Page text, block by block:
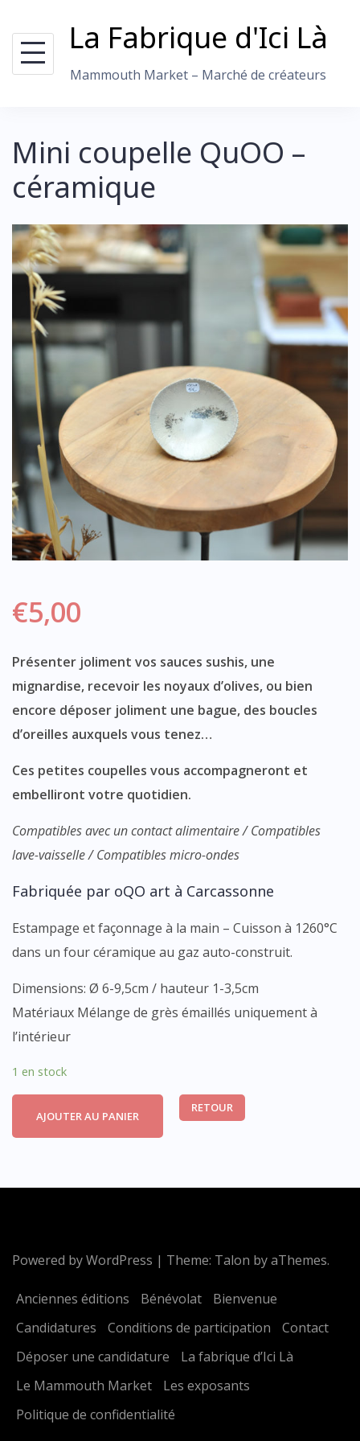
to
content
La Fabrique d'Ici Là
Mammouth Market – Marché de créateurs
Mini coupelle QuOO –
céramique
€5,00
Présenter joliment vos sauces sushis, une
mignardise, recevoir les noyaux d’olives, ou bien
encore déposer joliment une bague, des boucles
d’oreilles auxquels vous tenez…
Ces petites coupelles vous accompagneront et
embelliront votre quotidien.
Compatibles avec un contact alimentaire / Compatibles
lave-vaisselle / Compatibles micro-ondes
Fabriquée par oQO art à Carcassonne
Estampage et façonnage à la main – Cuisson à 1260°C
dans un four céramique au gaz auto-construit.
Dimensions: Ø 6-9,5cm / hauteur 1-3,5cm
Matériaux Mélange de grès émaillés uniquement à
l’intérieur
1 en stock
AJOUTER AU PANIER
RETOUR
Powered by WordPress | Theme: Talon by aThemes.
Anciennes éditions Bénévolat
Bienvenue
Candidatures
Conditions de participation
Contact
Déposer une candidature
La fabrique d’Ici Là
Le Mammouth Market
Les exposants
Politique de confidentialité